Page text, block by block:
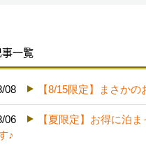
事一覧
08 【8/15限定】まさか
06
【夏限定】お得に泊
♪